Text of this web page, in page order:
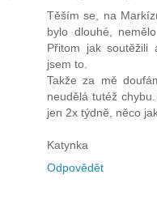
Těším se, na
bylo dlouhé,
Přitom jak soutěžili
jsem to.
Takže za mě
neudělá tutéž
jen 2x týdně, něco
Katynka
Odpovědět